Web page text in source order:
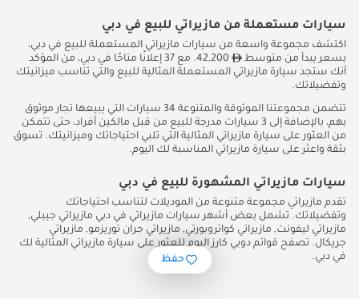
سيارات مستعملة من مازيراتي للبيع في دبي
اكتشف مجموعة واسعة من سيارات مازيراتي المستعملة للبيع في دبي،
بسعر يبدأ من متوسط
42,200. مع 37 إعلانًا متاحًا في دبي، من المؤكد
أنك ستجد سيارة مازيراتي المستعملة المثالية للبيع والتي تناسب ميزانيتك
وتفضيلاتك.
تتضمن مجموعتنا الموثوقة والمتنوعة 34 سيارات التي يبيعها تجار موثوق
بهم، بالإضافة إلى 3 سيارات مدرجة للبيع من قبل مالكين أفراد، حتى تتمكن
من العثور على سيارة مازيراتي المثالية التي تلبي احتياجاتك وميزانيتك. تسوق
بثقة واعثر على سيارة مازيراتي المناسبة لك اليوم.
سيارات مازيراتي المشهورة للبيع في دبي
تقدم مازيراتي مجموعة متنوعة من الموديلات لتناسب احتياجاتك
وتفضيلاتك. تشمل بعض أشهر سيارات مازيراتي في دبي مازيراتي جيبلي,
مازيراتي ليفونت, مازيراتي كواتروبورتي, مازيراتي جران توريزمو, مازيراتي
جريكال. تصفح قوائم دوبي كارز اليوم للعثور على سيارة مازيراتي المثالية لك
في دبي.
حفظ